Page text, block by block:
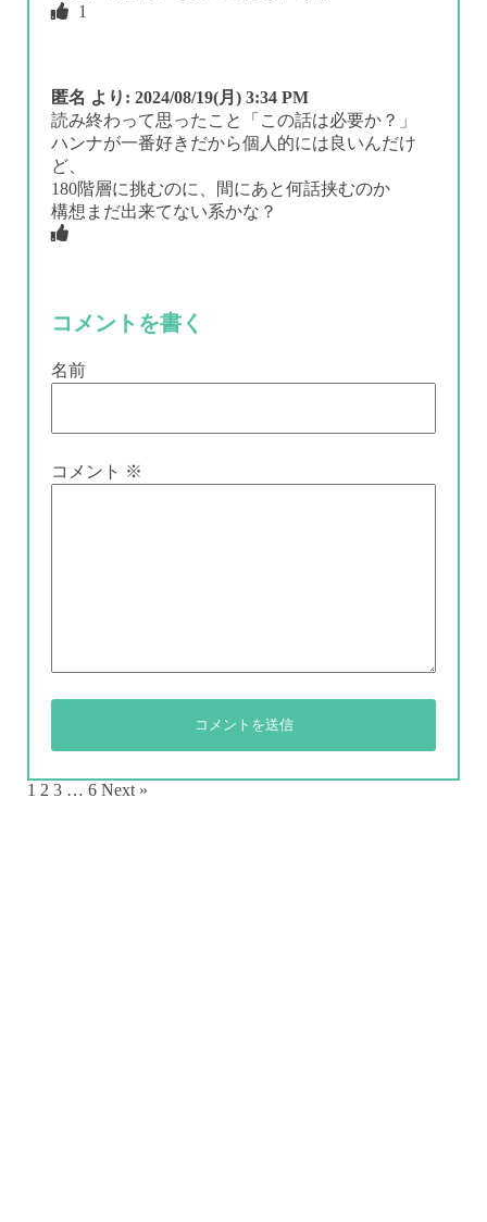
1
匿名 より: 2024/08/19(月) 3:34 PM
読み終わって思ったこと「この話は必要か？」
ハンナが一番好きだから個人的には良いんだけ
ど、
180階層に挑むのに、間にあと何話挟むのか
構想まだ出来てない系かな？
コメントを書く
名前
コメント ※
1 2 3 … 6 Next »